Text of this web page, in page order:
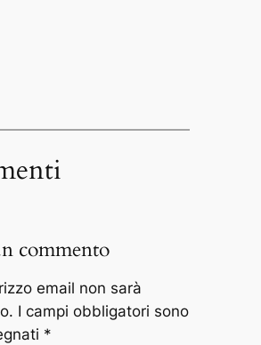
commento
email non sarà
I campi obbligatori sono
*